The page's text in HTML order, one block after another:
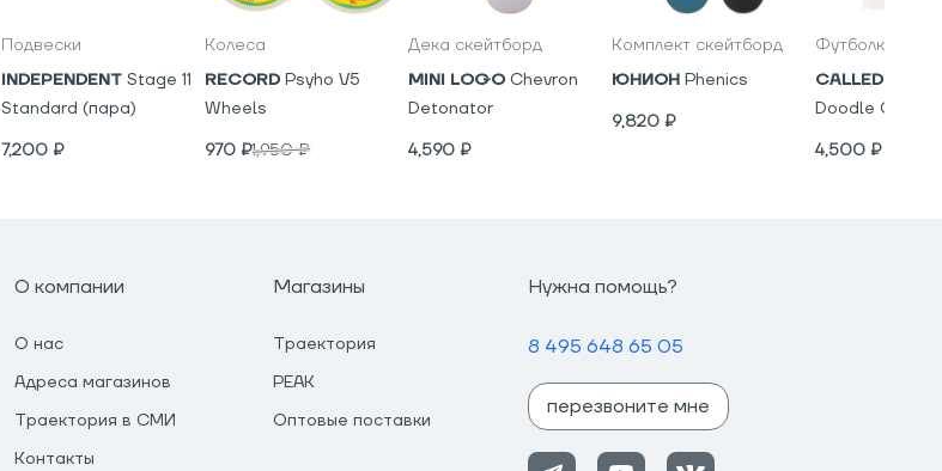
Подвески
INDEPENDENT Stage 11
Standard (пара)
7,200 ₽
Колеса
RECORD Psyho V5
Wheels
970 ₽1,950₽
Дека скейтборд
MINI LOGO Chevron
Detonator
4,590 ₽
Комплект скейтборд
ЮНИОН Phenics
9,820 ₽
Футболка
CALLED A
Doodle
4,500 ₽
О компании
О нас
Адреса магазинов
Траектория в СМИ
Контакты
Магазины
Траектория
PEAK
Оптовые поставки
Нужна помощь?
8 495 648 65 05
перезвоните мне